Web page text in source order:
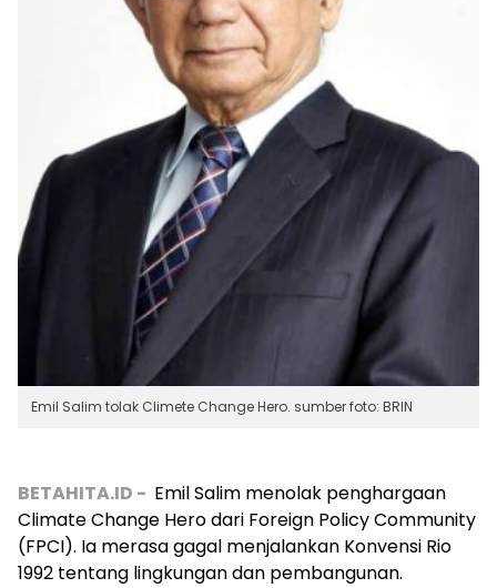
Emil Salim tolak Climete Change Hero. sumber foto: BRIN
BETAHITA.ID - Emil Salim menolak penghargaan
Climate Change Hero dari Foreign Policy Community
(FPCI). Ia merasa gagal menjalankan Konvensi Rio
1992 tentang lingkungan dan pembangunan.